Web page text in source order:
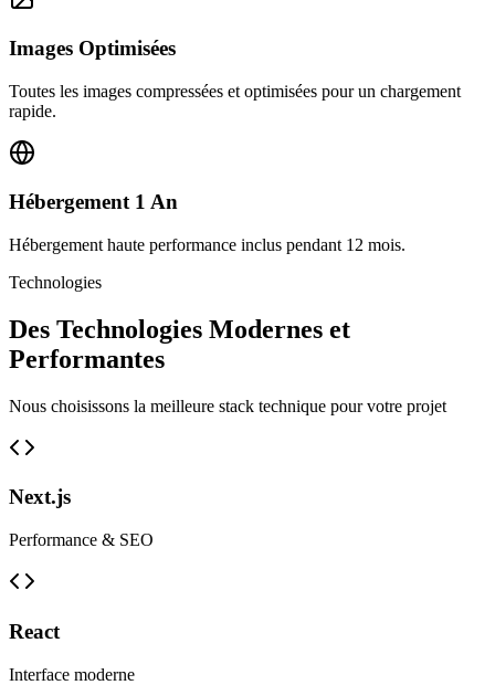
Images Optimisées
Toutes les images compressées et optimisées pour un chargement
rapide.
Hébergement 1 An
Hébergement haute performance inclus pendant 12 mois.
Technologies
Des Technologies Modernes et
Performantes
Nous choisissons la meilleure stack technique pour votre projet
Next.js
Performance & SEO
React
Interface moderne